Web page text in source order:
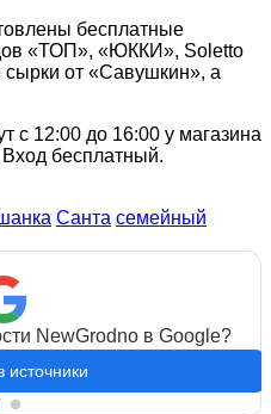
бесплатные
«ТОП», «ЮККИ», Soletto
сырки от «Савушкин», а
с 12:00 до 16:00 у магазина
бесплатный.
Санта семейный
NewGrodno в Google?
источники